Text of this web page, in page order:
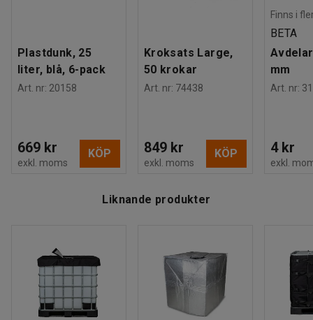
Plastdunk, 25
liter, blå, 6-pack
Art. nr: 20158
669 kr
exkl. moms
KÖP
Kroksats Large,
50 krokar
Art. nr: 74438
849 kr
exkl. moms
KÖP
Finns i
BETA
mm
Art. nr:
4 kr
exkl.
Liknande produkter